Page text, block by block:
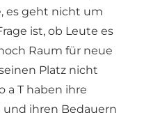
es geht nicht um
ist, ob Leute es
Raum für neue
Platz nicht
a T haben ihre
ihren Bedauern